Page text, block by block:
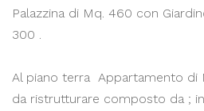
Palazzina di Mq. 460 con
300 .
Al piano terra Appartamento di
da ristrutturare composto da ;